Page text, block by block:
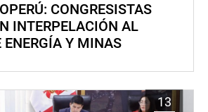
CONGRESISTAS
INTERPELACIÓN AL
ENERGÍA Y MINAS
13